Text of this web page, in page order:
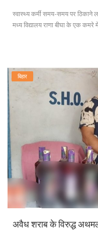
स्वास्थ्य कर्मी समय-समय पर ठिकाने
मध्य विद्यालय राणा बीघा के एक कमरे
बिहार
अवैध शराब के विरुद्ध